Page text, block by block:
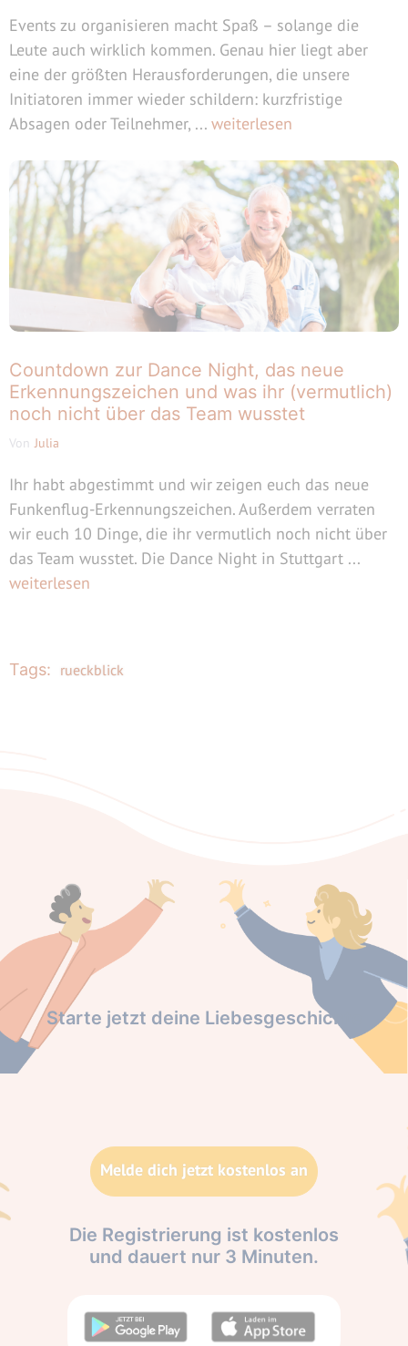
Events zu organisieren macht Spaß – solange die
Leute auch wirklich kommen. Genau hier liegt aber
eine der größten Herausforderungen, die unsere
Initiatoren immer wieder schildern: kurzfristige
Absagen oder Teilnehmer, ... weiterlesen
Countdown zur Dance Night, das neue
Erkennungszeichen und was ihr (vermutlich)
noch nicht über das Team wusstet
Von Julia
Ihr habt abgestimmt und wir zeigen euch das neue
Funkenflug-Erkennungszeichen. Außerdem verraten
wir euch 10 Dinge, die ihr vermutlich noch nicht über
das Team wusstet. Die Dance Night in Stuttgart ...
weiterlesen
Tags: rueckblick
Starte jetzt deine Liebesgeschichte
Melde dich jetzt kostenlos an
Die Registrierung ist kostenlos
und dauert nur 3 Minuten.